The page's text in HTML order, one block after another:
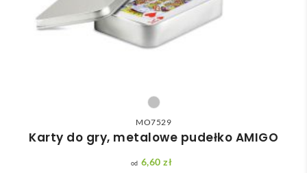
MO7529
Karty do gry, metalowe pudełko AMIGO
6,60 zł